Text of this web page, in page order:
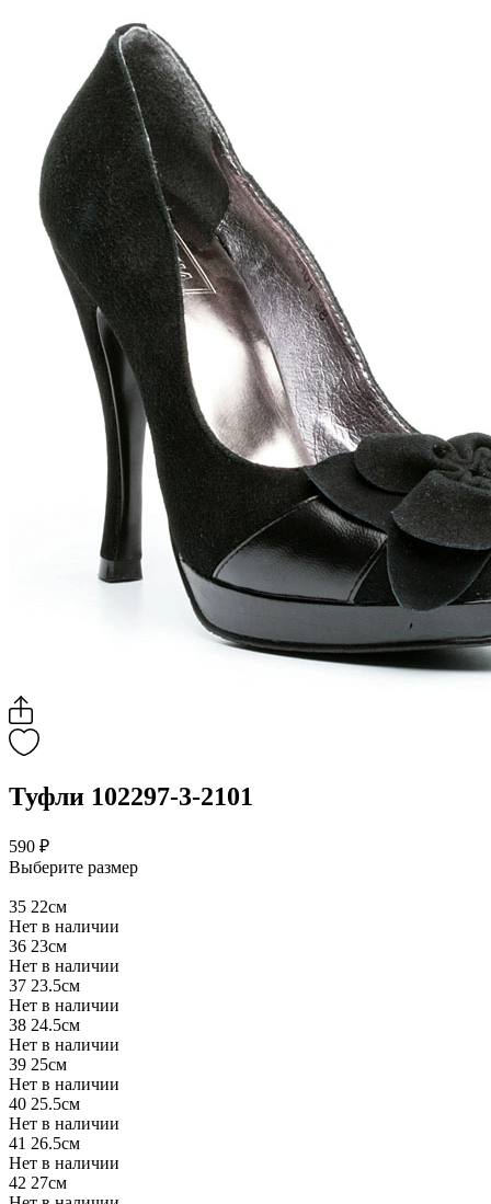
Туфли 102297-3-2101
590 ₽
Выберите размер
35 22см
Нет в наличии
36 23см
Нет в наличии
37 23.5см
Нет в наличии
38 24.5см
Нет в наличии
39 25см
Нет в наличии
40 25.5см
Нет в наличии
41 26.5см
Нет в наличии
42 27см